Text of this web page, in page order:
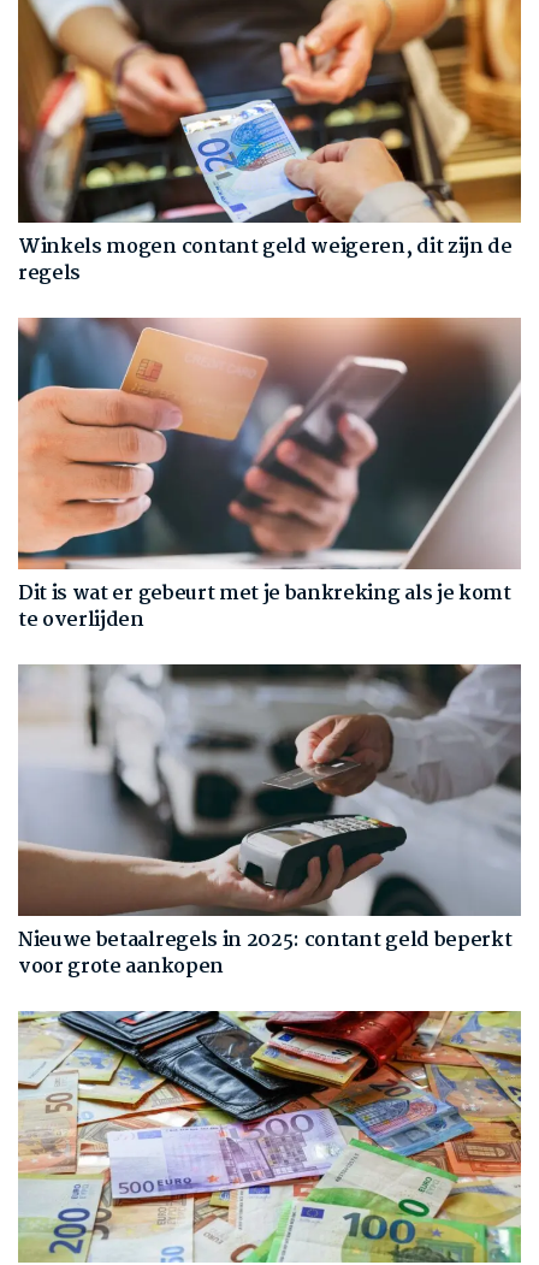
Winkels mogen contant geld weigeren, dit zijn de
regels
Dit is wat er gebeurt met je bankreking als je komt
te overlijden
Nieuwe betaalregels in 2025: contant geld beperkt
voor grote aankopen